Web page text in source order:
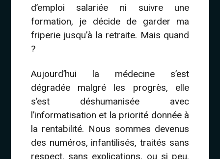
d’emploi salariée ni suivre une
formation, je décide de garder ma
friperie jusqu’à la retraite. Mais quand
?
Aujourd’hui la médecine s’est
dégradée malgré les progrès, elle
s’est déshumanisée avec
l’informatisation et la priorité donnée à
la rentabilité. Nous sommes devenus
des numéros, infantilisés, traités sans
respect, sans explications, ou si peu.